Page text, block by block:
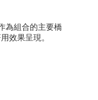
為組合的主要橋
效果呈現。